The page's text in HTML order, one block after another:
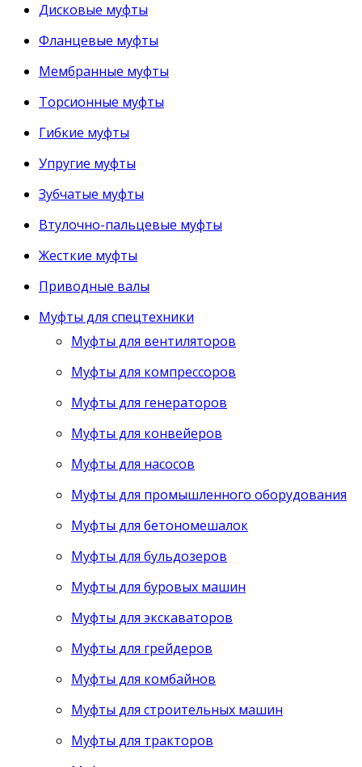
Дисковые муфты
Фланцевые муфты
Мембранные муфты
Торсионные муфты
Гибкие муфты
Упругие муфты
Зубчатые муфты
Втулочно-пальцевые муфты
Жесткие муфты
Приводные валы
Муфты для спецтехники
Муфты для вентиляторов
Муфты для компрессоров
Муфты для генераторов
Муфты для конвейеров
Муфты для насосов
Муфты для промышленного оборудования
Муфты для бетономешалок
Муфты для бульдозеров
Муфты для буровых машин
Муфты для экскаваторов
Муфты для грейдеров
Муфты для комбайнов
Муфты для строительных машин
Муфты для тракторов